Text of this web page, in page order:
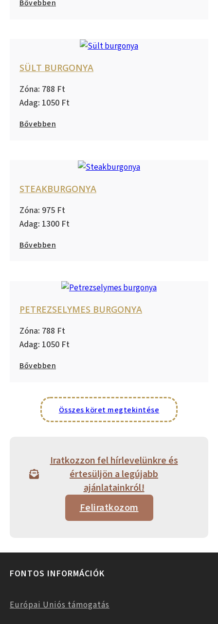
Bővebben
SÜLT BURGONYA
788
1050
Bővebben
STEAKBURGONYA
975
1300
Bővebben
PETREZSELYMES BURGONYA
788
1050
Bővebben
Összes köret megtekintése
Iratkozzon fel hírlevelünkre és
értesüljön a legújabb
ajánlatainkról!
Feliratkozom
FONTOS INFORMÁCIÓK
Európai Uniós támogatás